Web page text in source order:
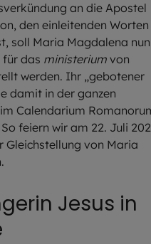
an die Apostel
den einleitenden Worten
soll Maria Magdalena nun
für das ministerium von
werden. Ihr „gebotener
damit in der ganzen
Calendarium
feiern wir am 22. Juli
Gleichstellung von Maria
Jesus in